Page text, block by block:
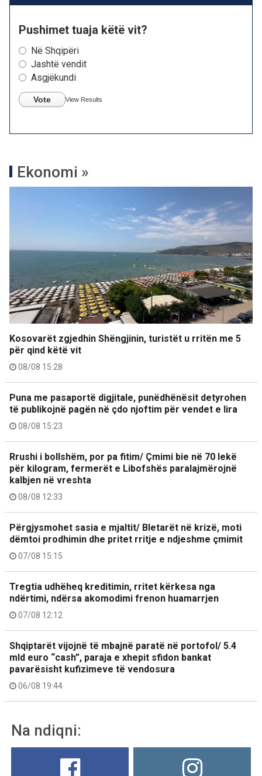
Pushimet tuaja këtë vit?
Në Shqipëri
Jashtë vendit
Asgjëkundi
Vote View Results
Ekonomi »
Kosovarët zgjedhin Shëngjinin, turistët u rritën me 5
për qind këtë vit
08/08 15:28
Puna me pasaportë digjitale, punëdhënësit detyrohen
të publikojnë pagën në çdo njoftim për vendet e lira
08/08 15:23
Rrushi i bollshëm, por pa fitim/ Çmimi bie në 70 lekë
për kilogram, fermerët e Libofshës paralajmërojnë
kalbjen në vreshta
08/08 12:33
Përgjysmohet sasia e mjaltit/ Bletarët në krizë, moti
dëmtoi prodhimin dhe pritet rritje e ndjeshme çmimit
07/08 15:15
Tregtia udhëheq kreditimin, rritet kërkesa nga
ndërtimi, ndërsa akomodimi frenon huamarrjen
07/08 12:12
Shqiptarët vijojnë të mbajnë paratë në portofol/ 5.4
mld euro “cash”, paraja e xhepit sfidon bankat
pavarësisht kufizimeve të vendosura
06/08 19:44
Na ndiqni: